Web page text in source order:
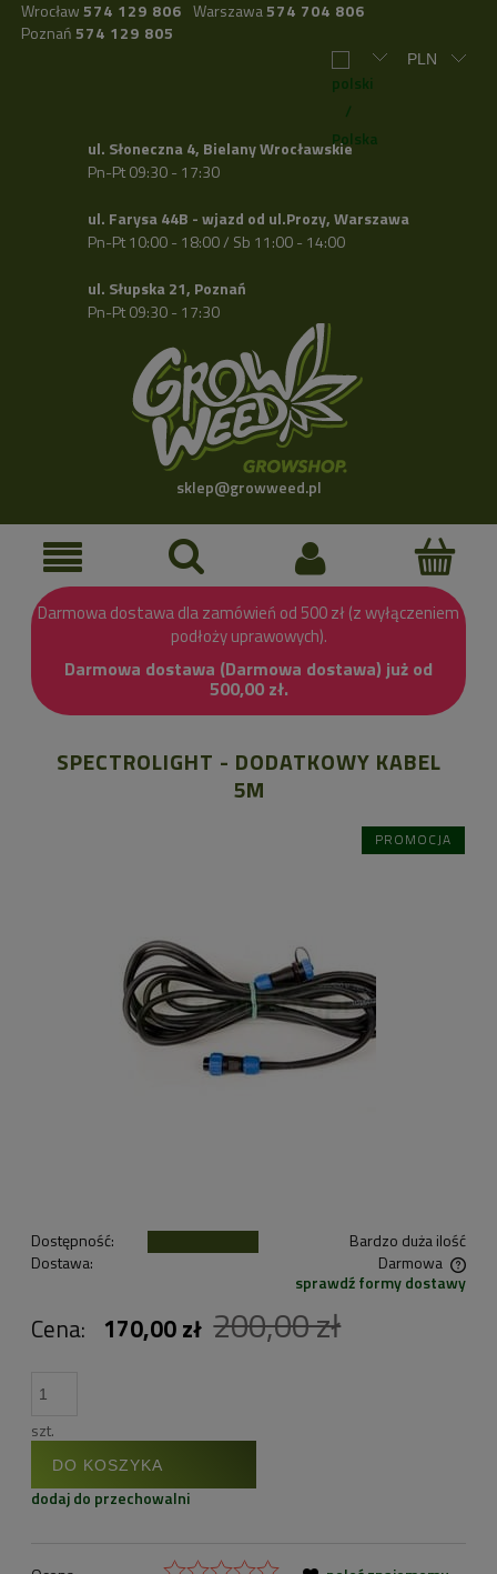
Wrocław 574 129 806 Warszawa574 704 806
Poznań 574 129 805
ul. Słoneczna 4, Bielany Wrocławskie
Pn-Pt 09:30 - 17:30
ul. Farysa 44B - wjazd od ul.Prozy, Warszawa
Pn-Pt 10:00 - 18:00 / Sb 11:00 - 14:00
ul. Słupska 21, Poznań
Pn-Pt 09:30 - 17:30
sklep@growweed.pl
Darmowa dostawa dla zamówień od 500 zł (z wyłączeniem
podłoży uprawowych).
Darmowa dostawa (Darmowa dostawa) już od
500,00 zł.
SPECTROLIGHT - DODATKOWY KABEL
5M
PROMOCJA
Dostępność:
Bardzo duża ilość
Dostawa:
Darmowa
Cena nie zawiera ewentualnych kosztów płatnościsprawdź formy dostawy
Cena: 170,00 zł 200,00 zł
szt.
DO KOSZYKA
dodaj do przechowalni